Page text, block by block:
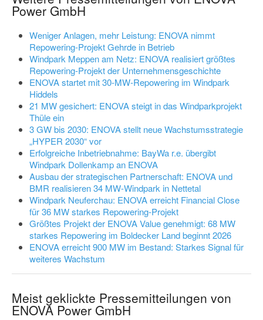
Power GmbH
Weniger Anlagen, mehr Leistung: ENOVA nimmt
Repowering-Projekt Gehrde in Betrieb
Windpark Meppen am Netz: ENOVA realisiert größtes
Repowering-Projekt der Unternehmensgeschichte
ENOVA startet mit 30-MW-Repowering im Windpark
Hiddels
21 MW gesichert: ENOVA steigt in das Windparkprojekt
Thüle ein
3 GW bis 2030: ENOVA stellt neue Wachstumsstrategie
„HYPER 2030“ vor
Erfolgreiche Inbetriebnahme: BayWa r.e. übergibt
Windpark Dollenkamp an ENOVA
Ausbau der strategischen Partnerschaft: ENOVA und
BMR realisieren 34 MW-Windpark in Nettetal
Windpark Neuferchau: ENOVA erreicht Financial Close
für 36 MW starkes Repowering-Projekt
Größtes Projekt der ENOVA Value genehmigt: 68 MW
starkes Repowering im Boldecker Land beginnt 2026
ENOVA erreicht 900 MW im Bestand: Starkes Signal für
weiteres Wachstum
Meist geklickte Pressemitteilungen von
ENOVA Power GmbH